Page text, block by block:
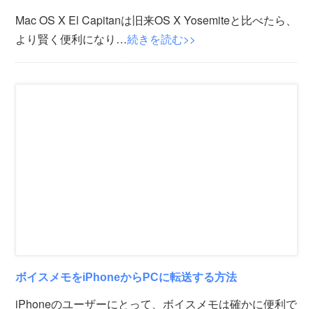
Mac OS X El Capitanは旧来OS X Yosemiteと比べたら、
より賢く便利になり…続きを読む>>
ボイスメモをiPhoneからPCに転送する方法
iPhoneのユーザーにとって、ボイスメモは確かに便利で